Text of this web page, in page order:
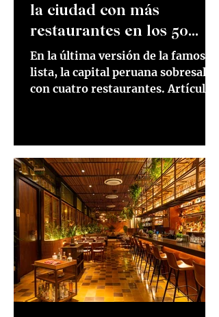
la ciudad con más
restaurantes en los 50
Best
En la última versión de la famosa
lista, la capital peruana sobresalió
con cuatro restaurantes. Artículo